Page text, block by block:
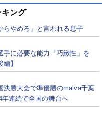
キング
らやめろ」と言われる息子
手に必要な能力「巧緻性」を
】
決勝大会で準優勝のmalva千葉
年連続で全国の舞台へ